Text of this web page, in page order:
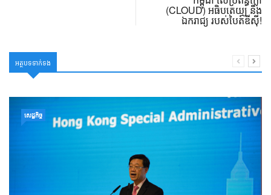
(CLOUD) អធិបតេយ្យ និង
ឯករាជ្យ របស់បៃត៍ឌីស៊ី!
អត្ថបទទាក់ទង
សេដ្ឋកិច្ច